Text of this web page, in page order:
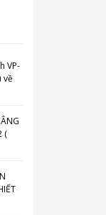
VP-
về
(